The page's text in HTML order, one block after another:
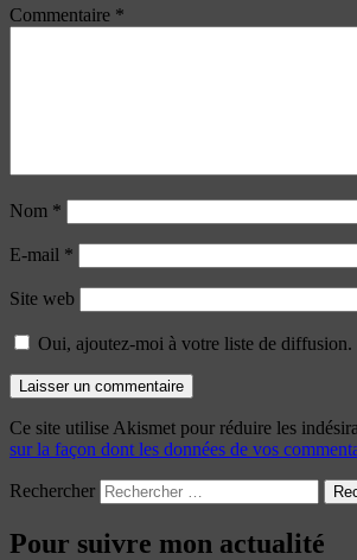
Commentaire *
Nom *
E-mail *
Site web
Oui, ajoutez-moi à votre liste de diffusion.
Ce site utilise Akismet pour réduire les
sur la façon dont les données de vos
Rechercher
Pour suivre mon actualité